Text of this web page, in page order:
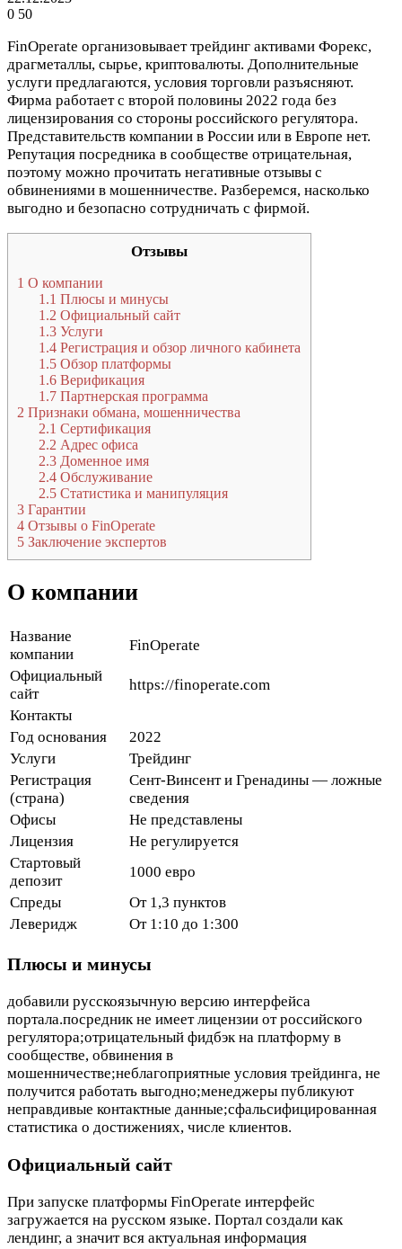
0 50
FinOperate организовывает трейдинг активами Форекс,
драгметаллы, сырье, криптовалюты. Дополнительные
услуги предлагаются, условия торговли разъясняют.
Фирма работает с второй половины 2022 года без
лицензирования со стороны российского регулятора.
Представительств компании в России или в Европе нет.
Репутация посредника в сообществе отрицательная,
поэтому можно прочитать негативные отзывы с
обвинениями в мошенничестве. Разберемся, насколько
выгодно и безопасно сотрудничать с фирмой.
Отзывы
1 О компании
1.1 Плюсы и минусы
1.2 Официальный сайт
1.3 Услуги
1.4 Регистрация и обзор личного кабинета
1.5 Обзор платформы
1.6 Верификация
1.7 Партнерская программа
2 Признаки обмана, мошенничества
2.1 Сертификация
2.2 Адрес офиса
2.3 Доменное имя
2.4 Обслуживание
2.5 Статистика и манипуляция
3 Гарантии
4 Отзывы о FinOperate
5 Заключение экспертов
О компании
Название
компании
FinOperate
Официальный
сайт
https://finoperate.com
Контакты
Год основания
2022
Услуги
Трейдинг
Регистрация
(страна)
Сент-Винсент и Гренадины — ложные
сведения
Офисы
Не представлены
Лицензия
Не регулируется
Стартовый
депозит
1000 евро
Спреды
От 1,3 пунктов
Леверидж
От 1:10 до 1:300
Плюсы и минусы
добавили русскоязычную версию интерфейса
портала.посредник не имеет лицензии от российского
регулятора;отрицательный фидбэк на платформу в
сообществе, обвинения в
мошенничестве;неблагоприятные условия трейдинга, не
получится работать выгодно;менеджеры публикуют
неправдивые контактные данные;сфальсифицированная
статистика о достижениях, числе клиентов.
Официальный сайт
При запуске платформы FinOperate интерфейс
загружается на русском языке. Портал создали как
лендинг, а значит вся актуальная информация